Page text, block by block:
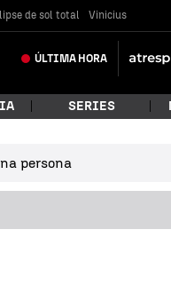
de sol total Vinicius
ÚLTIMA HORA
SERIES
persona